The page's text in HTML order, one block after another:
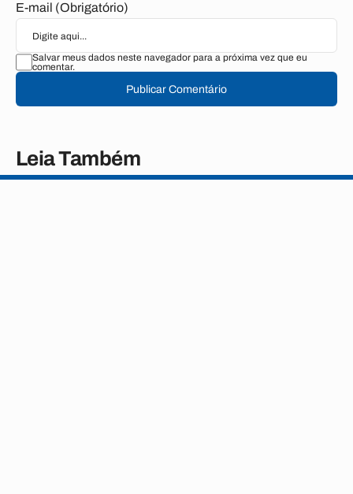
E-mail (Obrigatório)
Salvar meus dados neste navegador para a próxima vez que eu
comentar.
Publicar Comentário
Leia Também